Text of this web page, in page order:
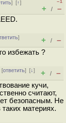
][↑]
–1
+ / –
]
+ / –
избежать ?
[ответить][↓]
+ / –
кучи,
считают,
безопасным. Не
материях.